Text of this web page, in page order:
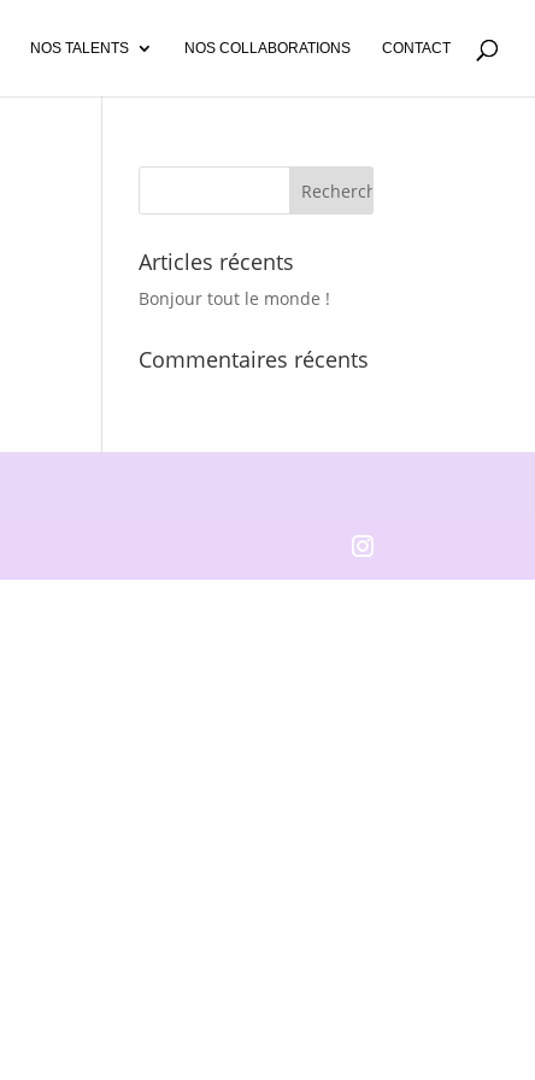
NOS TALENTS NOS COLLABORATIONS CONTACT
Articles récents
Bonjour tout le monde !
Commentaires récents